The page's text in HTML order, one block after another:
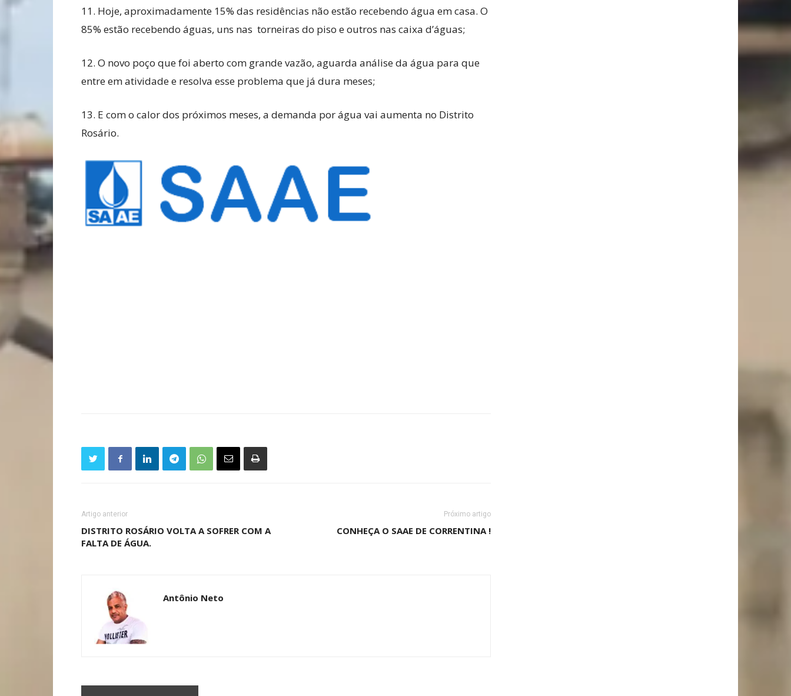
11. Hoje, aproximadamente 15% das residências não estão recebendo água em casa. O
85% estão recebendo águas, uns nas torneiras do piso e outros nas caixa d’águas;
12. O novo poço que foi aberto com grande vazão, aguarda análise da água para que
entre em atividade e resolva esse problema que já dura meses;
13. E com o calor dos próximos meses, a demanda por água vai aumenta no Distrito
Rosário.
Artigo anterior
DISTRITO ROSÁRIO VOLTA A SOFRER COM A
FALTA DE ÁGUA.
Próximo artigo
CONHEÇA O SAAE DE CORRENTINA !
Antônio Neto